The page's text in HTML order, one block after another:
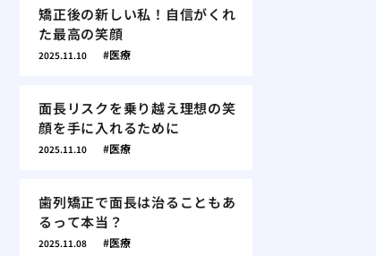
矯正後の新しい私！自信がくれ
た最高の笑顔
2025.11.10 医療
面長リスクを乗り越え理想の笑
顔を手に入れるために
2025.11.10 医療
歯列矯正で面長は治ることもあ
るって本当？
2025.11.08 医療